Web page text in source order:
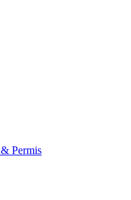
Permis